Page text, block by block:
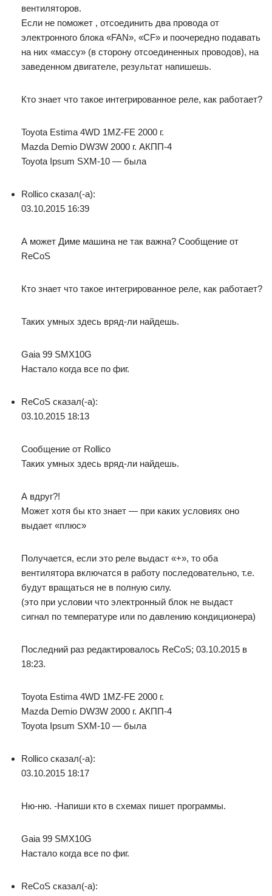
вентиляторов.
Если не поможет , отсоединить два провода от
электронного блока «FAN», «CF» и поочередно подавать
на них «массу» (в сторону отсоединенных проводов), на
заведенном двигателе, результат напишешь.
Кто знает что такое интегрированное реле, как работает?
Toyota Estima 4WD 1MZ-FE 2000 г.
Mazda Demio DW3W 2000 г. АКПП-4
Toyota Ipsum SXM-10 — была
Rollico сказал(-а):
03.10.2015 16:39
А может Диме машина не так важна? Сообщение от
ReCoS
Кто знает что такое интегрированное реле, как работает?
Таких умных здесь вряд-ли найдешь.
Gaia 99 SMX10G
Настало когда все по фиг.
ReCoS сказал(-а):
03.10.2015 18:13
Сообщение от Rollico
Таких умных здесь вряд-ли найдешь.
А вдруг?!
Может хотя бы кто знает — при каких условиях оно
выдает «плюс»
Получается, если это реле выдаст «+», то оба
вентилятора включатся в работу последовательно, т.е.
будут вращаться не в полную силу.
(это при условии что электронный блок не выдаст
сигнал по температуре или по давлению кондиционера)
Последний раз редактировалось ReCoS; 03.10.2015 в
18:23.
Toyota Estima 4WD 1MZ-FE 2000 г.
Mazda Demio DW3W 2000 г. АКПП-4
Toyota Ipsum SXM-10 — была
Rollico сказал(-а):
03.10.2015 18:17
Ню-ню. -Напиши кто в схемах пишет программы.
Gaia 99 SMX10G
Настало когда все по фиг.
ReCoS сказал(-а):